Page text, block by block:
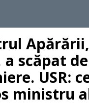
a scăpat de
USR:
ministru